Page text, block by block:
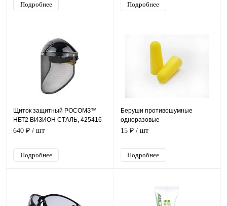
Подробнее Подробнее
Щиток защитный РОСОМЗ™
НБТ2 ВИЗИОН СТАЛЬ, 425416
640 ₽ / шт
Подробнее
Беруши противошумные
одноразовые
15 ₽ / шт
Подробнее